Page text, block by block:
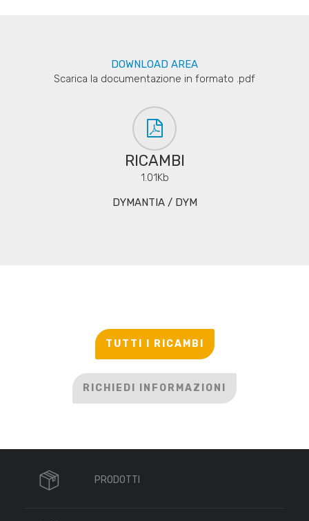
DOWNLOAD AREA
Scarica la documentazione in formato .pdf
RICAMBI
1.01Kb
DYMANTIA / DYM
TUTTI I RICAMBI
RICHIEDI INFORMAZIONI
PRODOTTI